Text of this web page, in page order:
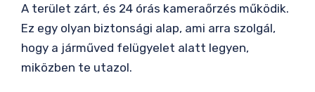
A terület zárt, és 24 órás kameraőrzés működik.
Ez egy olyan biztonsági alap, ami arra szolgál,
hogy a járműved felügyelet alatt legyen,
miközben te utazol.